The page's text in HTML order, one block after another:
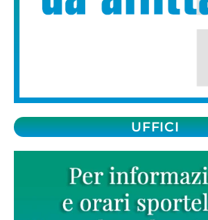
UFFICI